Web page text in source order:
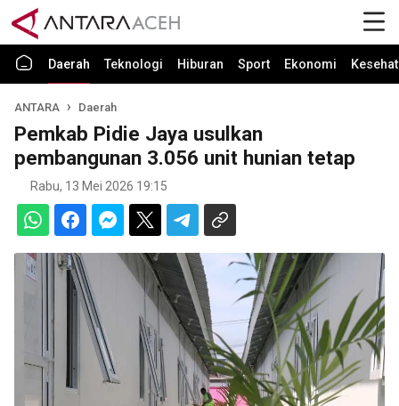
Daerah Teknologi Hiburan Sport Ekonomi
ANTARA Daerah
Pemkab Pidie Jaya usulkan
pembangunan 3.056 unit hunian tetap
Rabu, 13 Mei 2026 19:15